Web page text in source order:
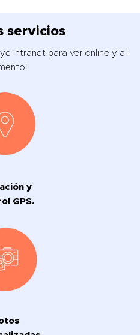
servicios
intranet para ver online y al
y
GPS.